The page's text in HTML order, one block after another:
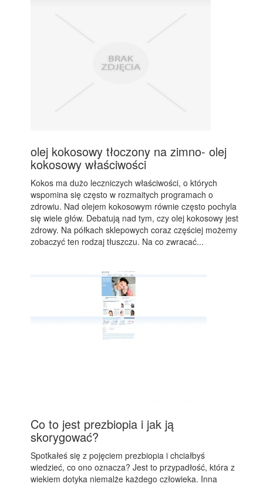
olej kokosowy tłoczony na zimno- olej
kokosowy właściwości
Kokos ma dużo leczniczych właściwości, o których
wspomina się często w rozmaitych programach o
zdrowiu. Nad olejem kokosowym równie często pochyla
się wiele głów. Debatują nad tym, czy olej kokosowy jest
zdrowy. Na półkach sklepowych coraz częściej możemy
zobaczyć ten rodzaj tłuszczu. Na co zwracać...
Co to jest prezbiopia i jak ją
skorygować?
Spotkałeś się z pojęciem prezbiopia i chciałbyś
wiedzieć, co ono oznacza? Jest to przypadłość, która z
wiekiem dotyka niemalże każdego człowieka. Inna